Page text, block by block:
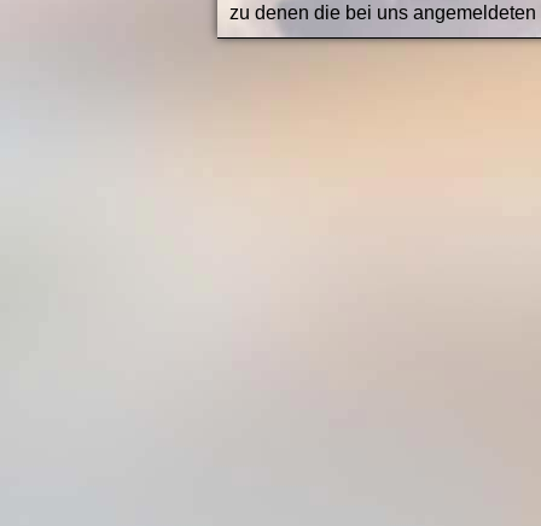
zu denen die bei uns